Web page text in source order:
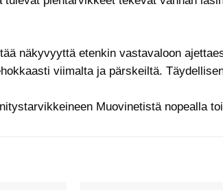
näkyvyyttä etenkin vastavaloon
viimalta ja pärskeiltä.
Muovinetistä nopealla